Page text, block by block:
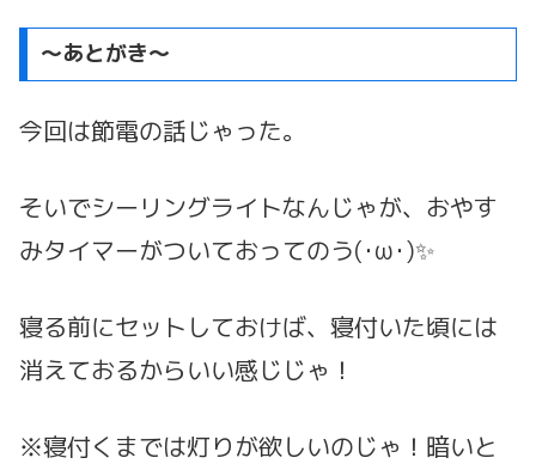
～あとがき～
今回は節電の話じゃった。
そいでシーリングライトなんじゃが、おやす
みタイマーがついておってのう(･ω･)✨
寝る前にセットしておけば、寝付いた頃には
消えておるからいい感じじゃ！
※寝付くまでは灯りが欲しいのじゃ！暗いと